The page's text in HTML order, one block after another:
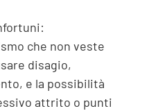
che non veste
disagio,
e la possibilità
attrito o punti